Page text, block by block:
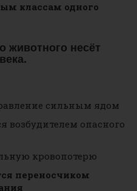
классам одного
животного несёт
сильным ядом
возбудителем опасного
кровопотерю
переносчиком